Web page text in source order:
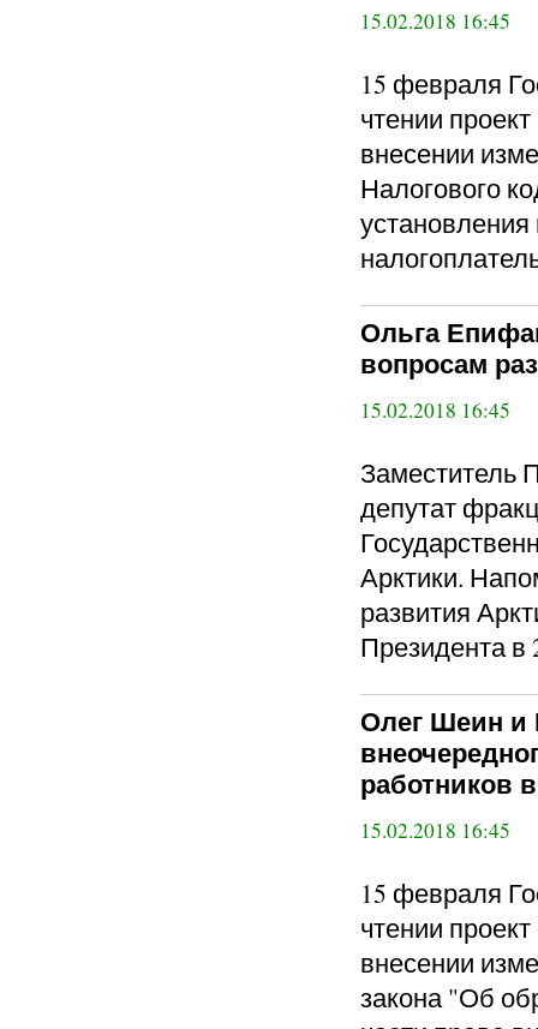
15.02.2018 16:45
15 февраля
чтении
внесении
Налогового
Ольга
вопросам
15.02.2018 16:45
Заместитель
депутат
Арктики.
развития
Президента в
Олег Шеин и
работников
15.02.2018 16:45
15 февраля
чтении
внесении
закона "Об